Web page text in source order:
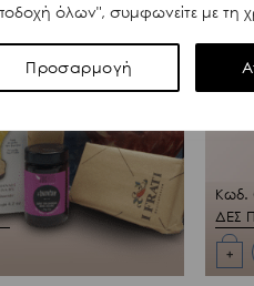
όλων", συμφωνείτε με τη
Προσαρμογή
+
Κωδ.
ΔΕΣ